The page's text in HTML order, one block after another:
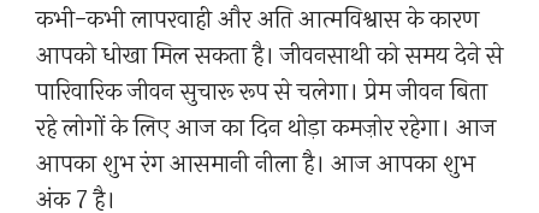
कभी-कभी लापरवाही और अति आत्मविश्वास के कारण
आपको धोखा मिल सकता है। जीवनसाथी को समय देने से
पारिवारिक जीवन सुचारू रूप से चलेगा। प्रेम जीवन बिता
रहे लोगों के लिए आज का दिन थोड़ा कमज़ोर रहेगा। आज
आपका शुभ रंग आसमानी नीला है। आज आपका शुभ
अंक 7 है।